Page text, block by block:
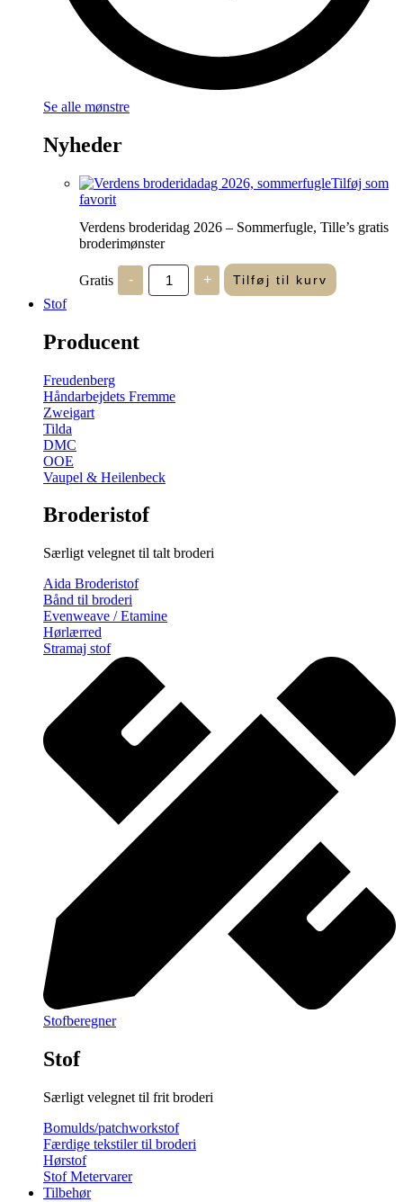
Se alle mønstre
Nyheder
Tilføj som
favorit
Verdens broderidag 2026 – Sommerfugle, Tille’s gratis
broderimønster
Gratis -
Verdens
broderidag
2026
+ Tilføj til kurv
Stof
Producent
Freudenberg
Håndarbejdets Fremme
Zweigart
Tilda
DMC
OOE
Vaupel & Heilenbeck
Broderistof
Særligt velegnet til talt broderi
Aida Broderistof
Bånd til broderi
Evenweave / Etamine
Hørlærred
Stramaj stof
Stofberegner
Stof
Særligt velegnet til frit broderi
Bomulds/patchworkstof
Færdige tekstiler til broderi
Hørstof
Stof Metervarer
Tilbehør